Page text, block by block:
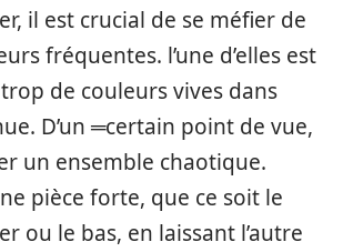
il est crucial de se méfier de
fréquentes. l’une d’elles est
de couleurs vives dans
D’un ═certain point de vue,
un ensemble chaotique.
pièce forte, que ce soit le
ou le bas, en laissant l’autre